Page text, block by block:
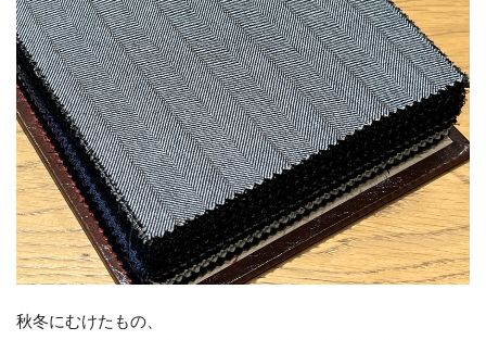
秋冬にむけたもの、